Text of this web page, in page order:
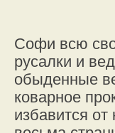
Софи всю
русалки и
обыденные
коварное
избавится